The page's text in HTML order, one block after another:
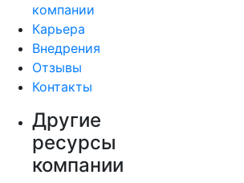
компании
Карьера
Внедрения
Отзывы
Контакты
Другие
ресурсы
компании